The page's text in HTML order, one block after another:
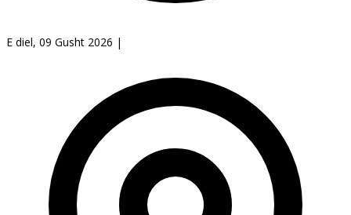
E diel, 09 Gusht 2026 |